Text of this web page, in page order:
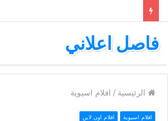
فاصل اعلاني
الرئيسية / افلام اسيوية
افلام اسيوية افلام اون لاين